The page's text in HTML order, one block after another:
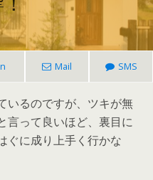
Mail SMS
いるのですが、ツキが無
言って良いほど、裏目に
ぐに成り上手く行かな